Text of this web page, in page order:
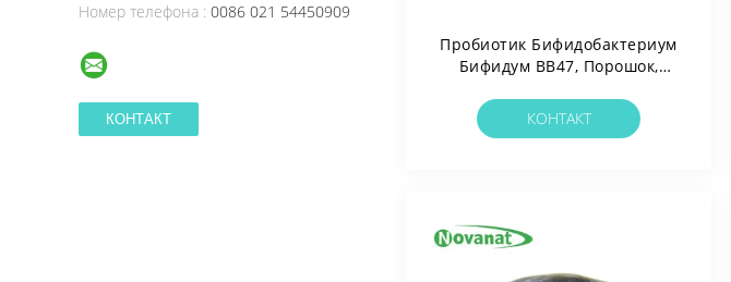
Номер телефона : 0086 021 54450909
Пробиотик Бифидобактериум
Бифидум BB47, Порошок,
Без Глютена/без Молочных
Продуктов
КОНТАКТ